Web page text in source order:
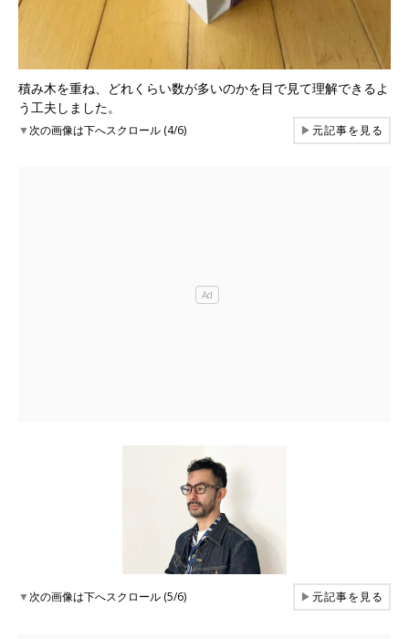
積み木を重ね、どれくらい数が多いのかを目で見て理解できるよ
う工夫しました。
▼次の画像は下へスクロール (4/6) ▶元記事を見る
▼次の画像は下へスクロール (5/6) ▶元記事を見る